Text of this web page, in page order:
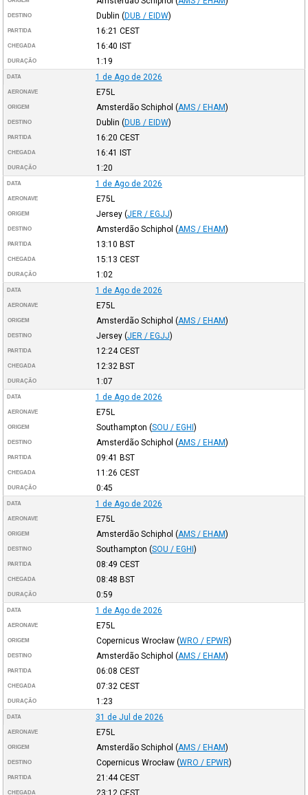
DESTINO Dublin (DUB / EIDW)
PARTIDA 16:21 CEST
CHEGADA 16:40 IST
DURAÇÃO 1:19
DATA 1 de Ago de 2026
AERONAVE E75L
ORIGEM Amsterdão Schiphol (AMS / EHAM)
DESTINO Dublin (DUB / EIDW)
PARTIDA 16:20 CEST
CHEGADA 16:41 IST
DURAÇÃO 1:20
DATA 1 de Ago de 2026
AERONAVE E75L
ORIGEM Jersey (JER / EGJJ)
DESTINO Amsterdão Schiphol (AMS / EHAM)
PARTIDA 13:10 BST
CHEGADA 15:13 CEST
DURAÇÃO 1:02
DATA 1 de Ago de 2026
AERONAVE E75L
ORIGEM Amsterdão Schiphol (AMS / EHAM)
DESTINO Jersey (JER / EGJJ)
PARTIDA 12:24CEST
CHEGADA 12:32 BST
DURAÇÃO 1:07
DATA 1 de Ago de 2026
AERONAVE E75L
ORIGEM Southampton (SOU / EGHI)
DESTINO Amsterdão Schiphol (AMS / EHAM)
PARTIDA 09:41 BST
CHEGADA 11:26 CEST
DURAÇÃO 0:45
DATA 1 de Ago de 2026
AERONAVE E75L
ORIGEM Amsterdão Schiphol (AMS / EHAM)
DESTINO Southampton (SOU / EGHI)
PARTIDA 08:49 CEST
CHEGADA 08:48 BST
DURAÇÃO 0:59
DATA 1 de Ago de 2026
AERONAVE E75L
ORIGEM Copernicus Wrocław (WRO / EPWR)
DESTINO Amsterdão Schiphol (AMS / EHAM)
PARTIDA 06:08 CEST
CHEGADA 07:32 CEST
DURAÇÃO 1:23
DATA 31 de Jul de 2026
AERONAVE E75L
ORIGEM Amsterdão Schiphol (AMS / EHAM)
DESTINO Copernicus Wrocław (WRO / EPWR)
PARTIDA 21:44CEST
CHEGADA 23:12 CEST